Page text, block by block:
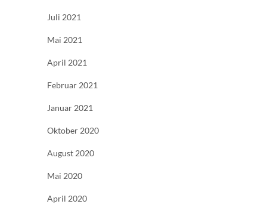
Juli 2021
Mai 2021
April 2021
Februar 2021
Januar 2021
Oktober 2020
August 2020
Mai 2020
April 2020